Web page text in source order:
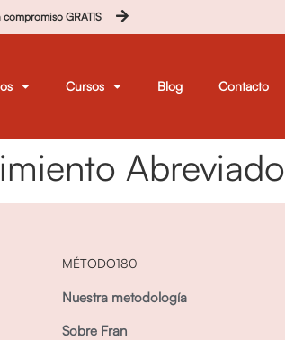
compromiso GRATIS
Cursos Blog Contacto
Abreviado
MÉTODO180
Nuestra metodología
Sobre Fran